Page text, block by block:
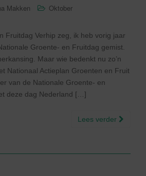
Makken Oktober
Fruitdag Verhip zeg, ik heb vorig jaar
Groente- en Fruitdag gemist.
Maar wie bedenkt nu zo’n
Nationaal Actieplan Groenten en Fruit
van de Nationale Groente- en
deze dag Nederland […]
Lees verder